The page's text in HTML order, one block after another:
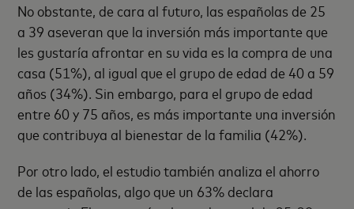
No obstante, de cara al futuro, las españolas de 25
a 39 aseveran que la inversión más importante que
les gustaría afrontar en su vida es la compra de una
casa (51%), al igual que el grupo de edad de 40 a 59
años (34%). Sin embargo, para el grupo de edad
entre 60 y 75 años, es más importante una inversión
que contribuya al bienestar de la familia (42%).
Por otro lado, el estudio también analiza el ahorro
de las españolas, algo que un 63% declara